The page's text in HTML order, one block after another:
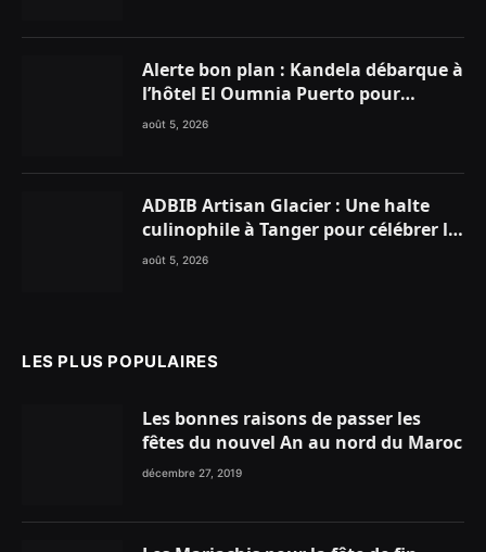
Alerte bon plan : Kandela débarque à
l’hôtel El Oumnia Puerto pour
enflammer le Chiringuito Malibu
août 5, 2026
ADBIB Artisan Glacier : Une halte
culinophile à Tanger pour célébrer la
glace traditionnelle aux matières
août 5, 2026
LES PLUS POPULAIRES
Les bonnes raisons de passer les
fêtes du nouvel An au nord du Maroc
décembre 27, 2019